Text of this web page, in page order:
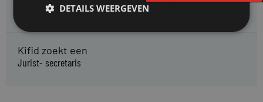
Juridisch adviseur (junior)
Kifid zoekt een
Jurist- secretaris
DETAILS WEERGEVEN